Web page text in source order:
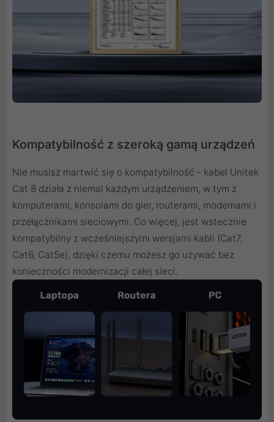
Kompatybilność z szeroką gamą urządzeń
Nie musisz martwić się o kompatybilność - kabel Unitek
Cat 8 działa z niemal każdym urządzeniem, w tym z
komputerami, konsolami do gier, routerami, modemami i
przełącznikami sieciowymi. Co więcej, jest wstecznie
kompatybilny z wcześniejszymi wersjami kabli (Cat7,
Cat6, Cat5e), dzięki czemu możesz go używać bez
konieczności modernizacji całej sieci.